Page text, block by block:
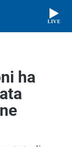
LIVE
ha